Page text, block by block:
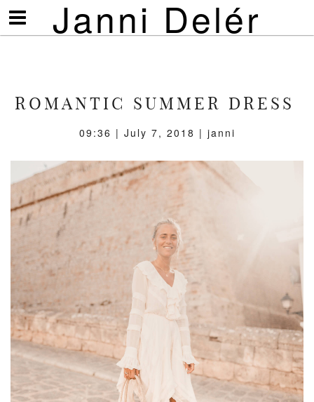
Janni Delér
Visa/göm
meny
ROMANTIC SUMMER DRESS
09:36 | July 7, 2018 | janni